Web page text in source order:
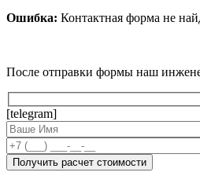
Ошибка: Контактная форма не
После отправки формы наш
[telegram]